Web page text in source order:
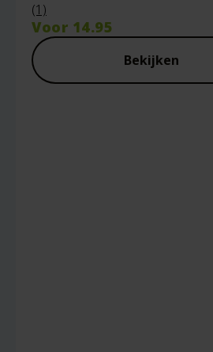
(1)
Voor 14.95
Bekijken